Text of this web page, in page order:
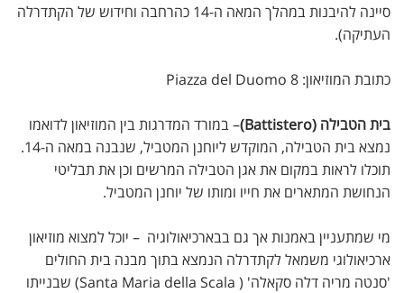
סיינה להיבנות במהלך המאה ה-14 כהרחבה וחידוש של הקתדרלה
העתיקה).
כתובת המוזיאון: Piazza del Duomo 8
בית הטבילה (Battistero)
– במורד המדרגות בין המוזיאון לדואמו
נמצא בית הטבילה, המוקדש ליוחנן המטביל, שנבנה במאה ה-14.
תוכלו לראות במקום את אגן הטבילה המרשים וכן את תבליטי
הנחושת המתארים את חייו ומותו של יוחנן המטביל.
מי שמתעניין באמנות אך גם בבארכיאולוגיה – יוכל למצוא מוזיאון
ארכיאולוגי משמאל לקתדרלה הנמצא בתוך מבנה בית החולים
'סנטה מריה דלה סקאלה' ( Santa Maria della Scala) שבנייתו